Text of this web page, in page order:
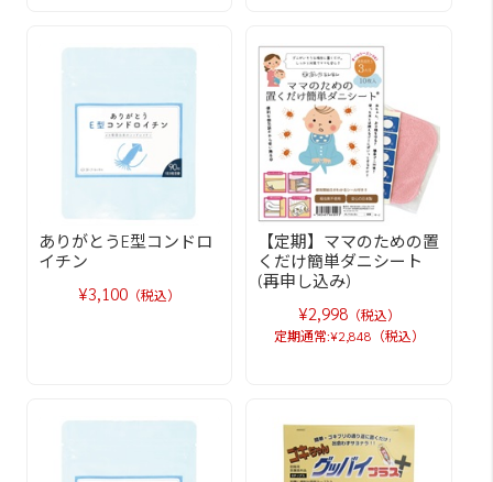
ありがとうE型コンドロ
イチン
¥3,100 （税込）
【定期】ママのための置
くだけ簡単ダニシート
(再申し込み)
¥2,998（税込）
定期通常:¥2,848（税込）